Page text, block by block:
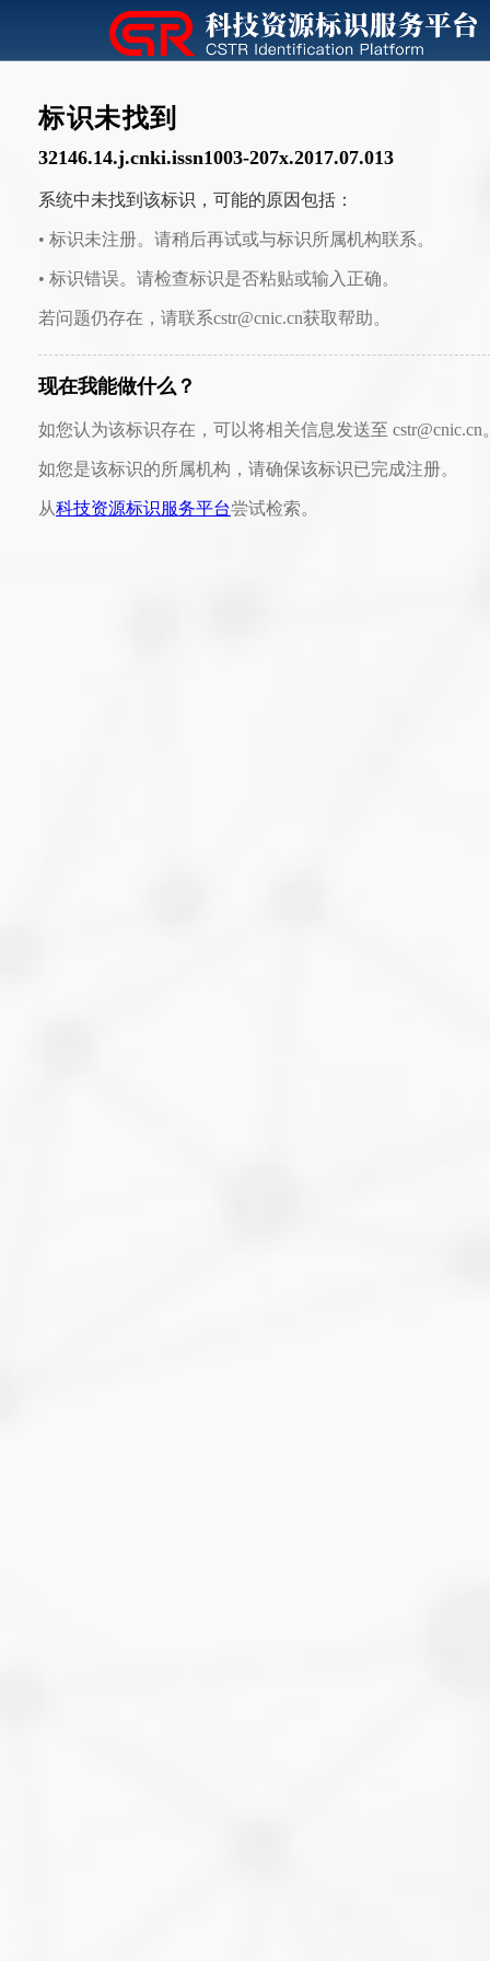
标识未找到
32146.14.j.cnki.issn1003-207x.2017.07.013
系统中未找到该标识，可能的原因包括：
• 标识未注册。请稍后再试或与标识所属机构联系。
• 标识错误。请检查标识是否粘贴或输入正确。
若问题仍存在，请联系cstr@cnic.cn获取帮助。
现在我能做什么？
如您认为该标识存在，可以将相关信息发送至 cstr@cnic.cn
如您是该标识的所属机构，请确保该标识已完成注册。
从科技资源标识服务平台尝试检索。